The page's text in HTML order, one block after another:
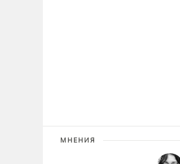
МНЕНИЯ